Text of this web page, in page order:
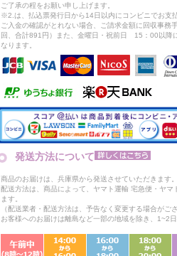
ご了承の程をお願い申し上げます。
※2.は、払込票発行日から14日以内にコンビニでお支
ご入金の確認がとれない場合、ご請求金額に回収事務
回、合計891円）また、金曜日・祝前日 15：00以降
なります。
発送方法について
商品のお届けは、兵庫県から発送させていただきます。
配送方法は、商品によって、ヤマト運輸 宅急便・ヤ
ます。
（配送業者・配送方法は、予告なく変更する場合がご
お客様へのお届けは離島など一部の地域を除き、1~2